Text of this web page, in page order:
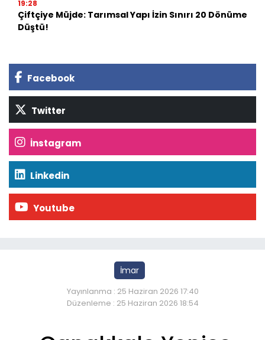
19:28
Çiftçiye Müjde: Tarımsal Yapı İzin Sınırı 20 Dönüme
Düştü!
Facebook
Twitter
İnstagram
Linkedin
Youtube
İmar
Yayınlanma : 25 Haziran 2026 17:40
Düzenleme : 25 Haziran 2026 18:54